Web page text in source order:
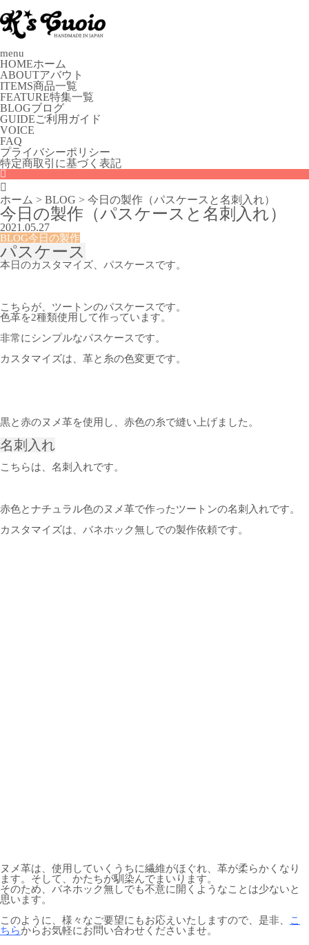
menu
HOMEホーム
ABOUTアバウト
ITEMS商品一覧
FEATURE特集一覧
BLOGブログ
GUIDEご利用ガイド
VOICE
FAQ
プライバシーポリシー
特定商取引に基づく表記

ホーム > BLOG > 今日の製作（パスケースと名刺入れ）
今日の製作（パスケースと名刺入れ）
2021.05.27
BLOG今日の製作
パスケース
本日のカスタマイズ、パスケースです。
こちらが、ツートンのパスケースです。
色革を2種類使用して作っています。
非常にシンプルなパスケースです。
カスタマイズは、革と糸の色変更です。
黒と赤のヌメ革を使用し、赤色の糸で縫い上げました。
名刺入れ
こちらは、名刺入れです。
赤色とナチュラル色のヌメ革で作ったツートンの名刺入れです。
カスタマイズは、バネホック無しでの製作依頼です。
ヌメ革は、使用していくうちに繊維がほぐれ、革が柔らかくなり
ます。そして、かたちが馴染んでまいります。
そのため、バネホック無しでも不意に開くようなことは少ないと
思います。
このように、様々なご要望にもお応えいたしますので、是非、
こ
ちらからお気軽にお問い合わせくださいませ。